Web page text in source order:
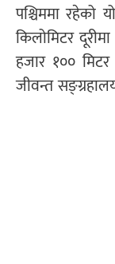
पश्चिममा रहेको
किलोमिटर
हजार १००
जीवन्त